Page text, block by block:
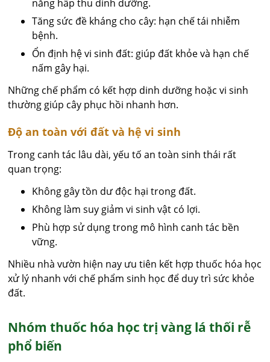
năng hấp thu dinh dưỡng.
Tăng sức đề kháng cho cây: hạn chế tái nhiễm
bệnh.
Ổn định hệ vi sinh đất: giúp đất khỏe và hạn chế
nấm gây hại.
Những chế phẩm có kết hợp dinh dưỡng hoặc vi sinh
thường giúp cây phục hồi nhanh hơn.
Độ an toàn với đất và hệ vi sinh
Trong canh tác lâu dài, yếu tố an toàn sinh thái rất
quan trọng:
Không gây tồn dư độc hại trong đất.
Không làm suy giảm vi sinh vật có lợi.
Phù hợp sử dụng trong mô hình canh tác bền
vững.
Nhiều nhà vườn hiện nay ưu tiên kết hợp thuốc hóa học
xử lý nhanh với chế phẩm sinh học để duy trì sức khỏe
đất.
Nhóm thuốc hóa học trị vàng lá thối rễ
phổ biến